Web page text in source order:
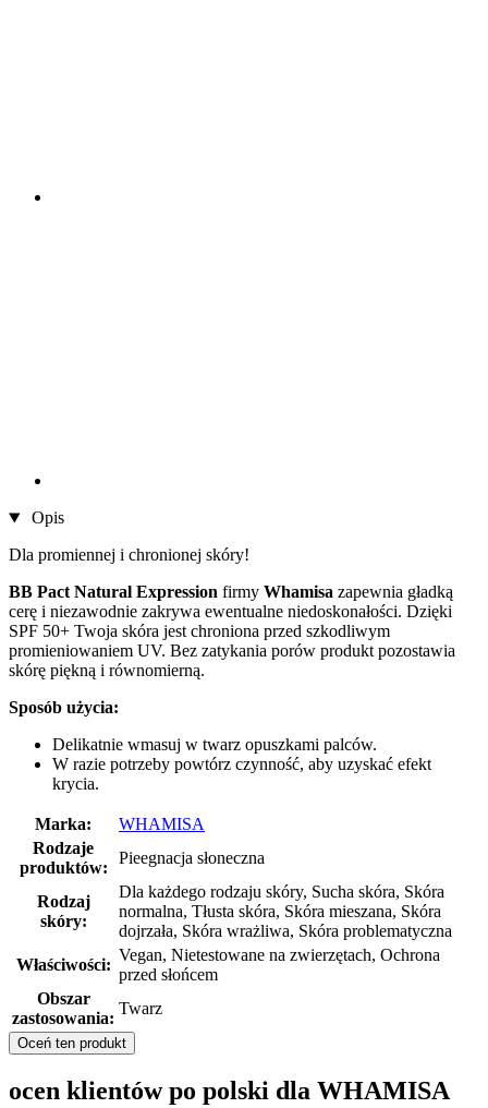
Opis
Dla promiennej i chronionej skóry!
BB Pact Natural Expression firmy Whamisa zapewnia gładką
cerę i niezawodnie zakrywa ewentualne niedoskonałości. Dzięki
SPF 50+ Twoja skóra jest chroniona przed szkodliwym
promieniowaniem UV. Bez zatykania porów produkt pozostawia
skórę piękną i równomierną.
Sposób użycia:
Delikatnie wmasuj w twarz opuszkami palców.
W razie potrzeby powtórz czynność, aby uzyskać efekt
krycia.
Marka:
WHAMISA
Rodzaje
produktów:
Pieegnacja słoneczna
Rodzaj
skóry:
Dla każdego rodzaju skóry, Sucha skóra, Skóra
normalna, Tłusta skóra, Skóra mieszana, Skóra
dojrzała, Skóra wrażliwa, Skóra problematyczna
Właściwości:
Vegan, Nietestowane na zwierzętach, Ochrona
przed słońcem
Obszar
zastosowania:
Twarz
Oceń ten produkt
ocen klientów po polski dla WHAMISA